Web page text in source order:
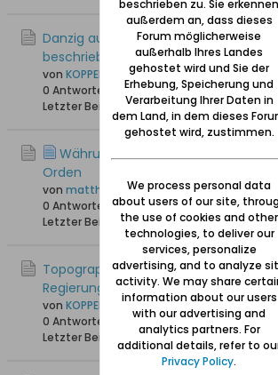
Danzig aufgenommen 1934 von der
beschrieben von erich keyser
von KOPPERPAHLER
0 Antworten
44 Hits0 Likes
Letzter Beitrag
25.06.2026, 21:29
Währung in und um Danzig unter
Orden
von matthias w
0 Antworten 38 Hits 0 Likes
Letzter Beitrag22.06.2026, 18:59
Topographisch-statistische
Regierungsbezirk Danzig ,Jahr 1869
von KOPPERPAHLER
0 Antworten
34 Hits0 Likes
Letzter Beitrag
30.05.2026, 17:51
beschrieben zu. Sie erkennen
außerdem an, dass dieses
Forum möglicherweise
außerhalb Ihres Landes
gehostet wird und Sie der
Erhebung, Speicherung und
Verarbeitung Ihrer Daten in
dem Land, in dem dieses
gehostet wird, zustimmen.
We process personal data
about users of our site,
the use of cookies and other
technologies, to deliver our
services, personalize
advertising, and to analyze
activity. We may share
information about our users
with our advertising and
analytics partners. For
additional details, refer to
Privacy Policy.